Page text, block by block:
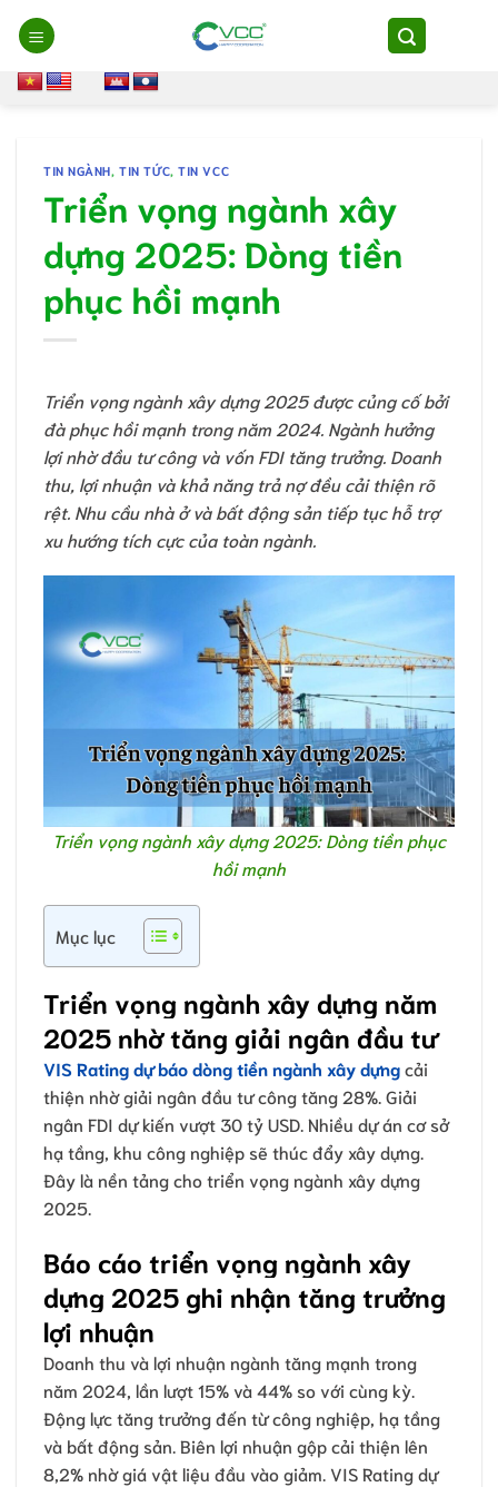
Chuyển
đến
nội
dung
TIN NGÀNH,TIN TỨC,TIN VCC
Triển vọng ngành xây
dựng 2025: Dòng tiền
phục hồi mạnh
Triển vọng ngành xây dựng 2025 được củng cố bởi
đà phục hồi mạnh trong năm 2024. Ngành hưởng
lợi nhờ đầu tư công và vốn FDI tăng trưởng. Doanh
thu, lợi nhuận và khả năng trả nợ đều cải thiện rõ
rệt. Nhu cầu nhà ở và bất động sản tiếp tục hỗ trợ
xu hướng tích cực của toàn ngành.
Triển vọng ngành xây dựng 2025: Dòng tiền phục
hồi mạnh
Mục lục
Triển vọng ngành xây dựng năm
2025 nhờ tăng giải ngân đầu tư
VIS Rating dự báo dòng tiền ngành xây dựngcải
thiện nhờ giải ngân đầu tư công tăng 28%. Giải
ngân FDI dự kiến vượt 30 tỷ USD. Nhiều dự án cơ sở
hạ tầng, khu công nghiệp sẽ thúc đẩy xây dựng.
Đây là nền tảng cho triển vọng ngành xây dựng
2025.
Báo cáo triển vọng ngành xây
dựng 2025 ghi nhận tăng trưởng
lợi nhuận
Doanh thu và lợi nhuận ngành tăng mạnh trong
năm 2024, lần lượt 15% và 44% so với cùng kỳ.
Động lực tăng trưởng đến từ công nghiệp, hạ tầng
và bất động sản. Biên lợi nhuận gộp cải thiện lên
8,2% nhờ giá vật liệu đầu vào giảm. VIS Rating dự